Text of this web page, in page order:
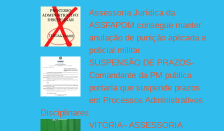
Assessoria Jurídica da
ASSFAPOM consegue manter
anulação de punição aplicada a
policial militar
SUSPENSÃO DE PRAZOS-
Comandante da PM publica
portaria que suspende prazos
em Processos Administrativos
Disciplinares
VITÓRIA– ASSESSORIA